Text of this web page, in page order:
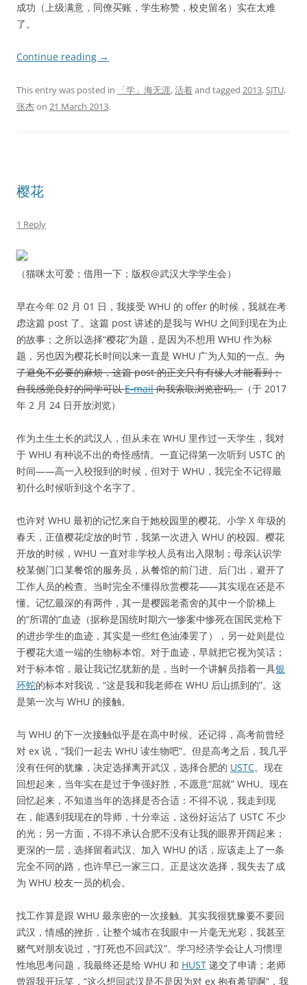
成功（上级满意，同僚买账，学生称赞，校史留名）实在太难
了。
Continue reading →
This entry was posted in 「学」海无涯,活着and tagged 2013,SJTU,
张杰on 21 March 2013.
樱花
1 Reply
（猫咪太可爱；借用一下；版权@武汉大学学生会）
早在今年 02 月 01 日，我接受 WHU 的 offer 的时候，我就在考
虑这篇 post 了。这篇 post 讲述的是我与 WHU 之间到现在为止
的故事；之所以选择“樱花”为题，是因为不想用 WHU 作为标
题，另也因为樱花长时间以来一直是 WHU 广为人知的一点。 为
了避免不必要的麻烦，这篇 post 的正文只有有缘人才能看到；
自我感觉良好的同学可以E-mail向我索取浏览密码。 （于 2017
年 2 月 24 日开放浏览）
作为土生土长的武汉人，但从未在 WHU 里作过一天学生，我对
于 WHU 有种说不出的奇怪感情。一直记得第一次听到 USTC 的
时间——高一入校报到的时候，但对于 WHU，我完全不记得最
初什么时候听到这个名字了。
也许对 WHU 最初的记忆来自于她校园里的樱花。小学 X 年级的
春天，正值樱花绽放的时节，我第一次进入 WHU 的校园。樱花
开放的时候，WHU 一直对非学校人员有出入限制；母亲认识学
校某侧门口某餐馆的服务员，从餐馆的前门进、后门出，避开了
工作人员的检查。当时完全不懂得欣赏樱花——其实现在还是不
懂。记忆最深的有两件，其一是樱园老斋舍的其中一个阶梯上
的“所谓的”血迹（据称是国统时期六一惨案中惨死在国民党枪下
的进步学生的血迹，其实是一些红色油漆罢了），另一处则是位
于樱花大道一端的生物标本馆。对于血迹，早就把它视为笑话；
对于标本馆，最让我记忆犹新的是，当时一个讲解员指着一具银
环蛇的标本对我说，“这是我和我老师在 WHU 后山抓到的”。这
是第一次与 WHU 的接触。
与 WHU 的下一次接触似乎是在高中时候。还记得，高考前曾经
对 ex 说，“我们一起去 WHU 读生物吧”。但是高考之后，我几乎
没有任何的犹豫，决定选择离开武汉，选择合肥的 USTC。现在
回想起来，当年实在是过于争强好胜，不愿意“屈就” WHU。现在
回忆起来，不知道当年的选择是否合适：不得不说，我走到现
在，能遇到我现在的导师，十分幸运，这份好运沾了 USTC 不少
的光；另一方面，不得不承认合肥不没有让我的眼界开阔起来；
更深的一层，选择留着武汉、加入 WHU 的话，应该走上了一条
完全不同的路，也许早已一家三口。正是这次选择，我失去了成
为 WHU 校友一员的机会。
找工作算是跟 WHU 最亲密的一次接触。其实我很犹豫要不要回
武汉，情感的挫折，让整个城市在我眼中一片毫无光彩，我甚至
赌气对朋友说过，“打死也不回武汉”。学习经济学会让人习惯理
性地思考问题，我最终还是给 WHU 和 HUST 递交了申请；老师
曾跟我开玩笑，“这么想回武汉是不是因为对 ex 抱有希望啊”，我